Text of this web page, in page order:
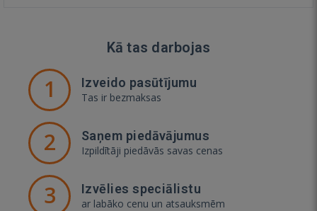
Kā tas darbojas
1 Izveido pasūtījumu
Tas ir bezmaksas
2 Saņem piedāvājumus
Izpildītāji piedāvās savas cenas
3 Izvēlies speciālistu
ar labāko cenu un atsauksmēm